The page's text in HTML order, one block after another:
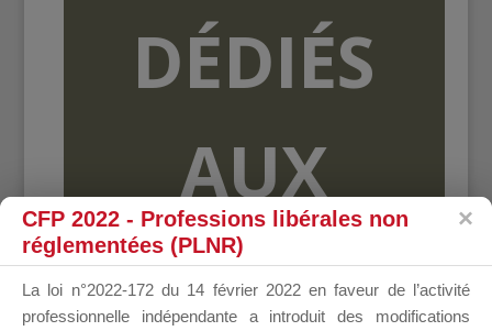
DÉDIÉS
AUX
CFP 2022 - Professions libérales non
réglementées (PLNR)
La loi n°2022-172 du 14 février 2022 en faveur de l’activité
professionnelle indépendante a introduit des modifications